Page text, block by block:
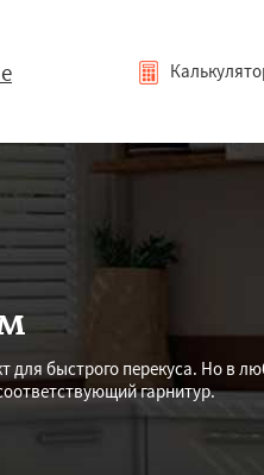
для быстрого перекуса. Но в
гарнитур.